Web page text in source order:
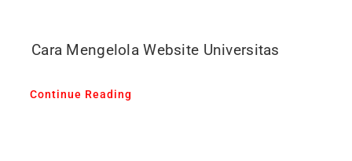
Cara Mengelola Website Universitas
Continue Reading